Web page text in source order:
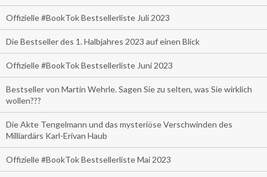
Offizielle #BookTok Bestsellerliste Juli 2023
Die Bestseller des 1. Halbjahres 2023 auf einen Blick
Offizielle #BookTok Bestsellerliste Juni 2023
Bestseller von Martin Wehrle. Sagen Sie zu selten, was Sie wirklich
wollen???
Die Akte Tengelmann und das mysteriöse Verschwinden des
Milliardärs Karl-Erivan Haub
Offizielle #BookTok Bestsellerliste Mai 2023